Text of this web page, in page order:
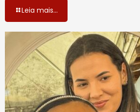
Leia mais...